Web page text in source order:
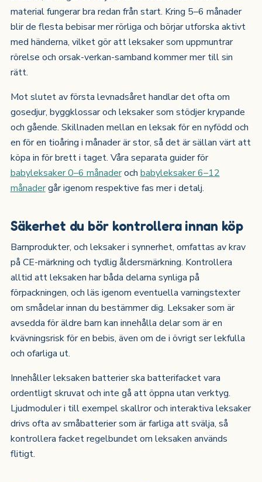
material fungerar bra redan från start. Kring 5–6 månader
blir de flesta bebisar mer rörliga och börjar utforska aktivt
med händerna, vilket gör att leksaker som uppmuntrar
rörelse och orsak-verkan-samband kommer mer till sin
rätt.
Mot slutet av första levnadsåret handlar det ofta om
gosedjur, byggklossar och leksaker som stödjer krypande
och gående. Skillnaden mellan en leksak för en nyfödd och
en för en tioåring i månader är stor, så det är sällan värt att
köpa in för brett i taget. Våra separata guider för
babyleksaker 0–6 månaderochbabyleksaker 6–12
månadergår igenom respektive fas mer i detalj.
Säkerhet du bör kontrollera innan köp
Barnprodukter, och leksaker i synnerhet, omfattas av krav
på CE-märkning och tydlig åldersmärkning. Kontrollera
alltid att leksaken har båda delarna synliga på
förpackningen, och läs igenom eventuella varningstexter
om smådelar innan du bestämmer dig. Leksaker som är
avsedda för äldre barn kan innehålla delar som är en
kvävningsrisk för en bebis, även om de i övrigt ser lekfulla
och ofarliga ut.
Innehåller leksaken batterier ska batterifacket vara
ordentligt skruvat och inte gå att öppna utan verktyg.
Ljudmoduler i till exempel skallror och interaktiva leksaker
drivs ofta av småbatterier som är farliga att svälja, så
kontrollera facket regelbundet om leksaken används
flitigt.